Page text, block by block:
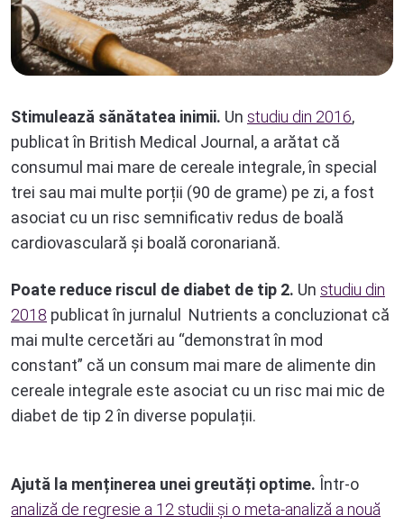
Stimulează sănătatea inimii. Un studiu din 2016,
publicat în British Medical Journal, a arătat că
consumul mai mare de cereale integrale, în special
trei sau mai multe porții (90 de grame) pe zi, a fost
asociat cu un risc semnificativ redus de boală
cardiovasculară și boală coronariană.
Poate reduce riscul de diabet de tip 2. Un studiu din
2018 publicat în jurnalul Nutrients a concluzionat că
mai multe cercetări au “demonstrat în mod
constant” că un consum mai mare de alimente din
cereale integrale este asociat cu un risc mai mic de
diabet de tip 2 în diverse populații.
Ajută la menținerea unei greutăți optime. Într-o
analiză de regresie a 12 studii și o meta-analiză a nouă